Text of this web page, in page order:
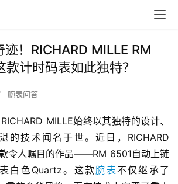
！RICHARD MILLE RM
计时码表如此独特？
腕表问答
MILLE始终以其独特的设计、
的技术闻名于世。近日，RICHARD
令人瞩目的作品——RM 6501自动上链
白色Quartz。这款腕表 不仅继承了